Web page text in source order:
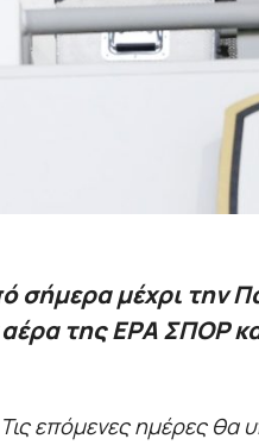
σήμερα μέχρι την
της ΕΡΑ ΣΠΟΡ
επόμενες ημέρες θα